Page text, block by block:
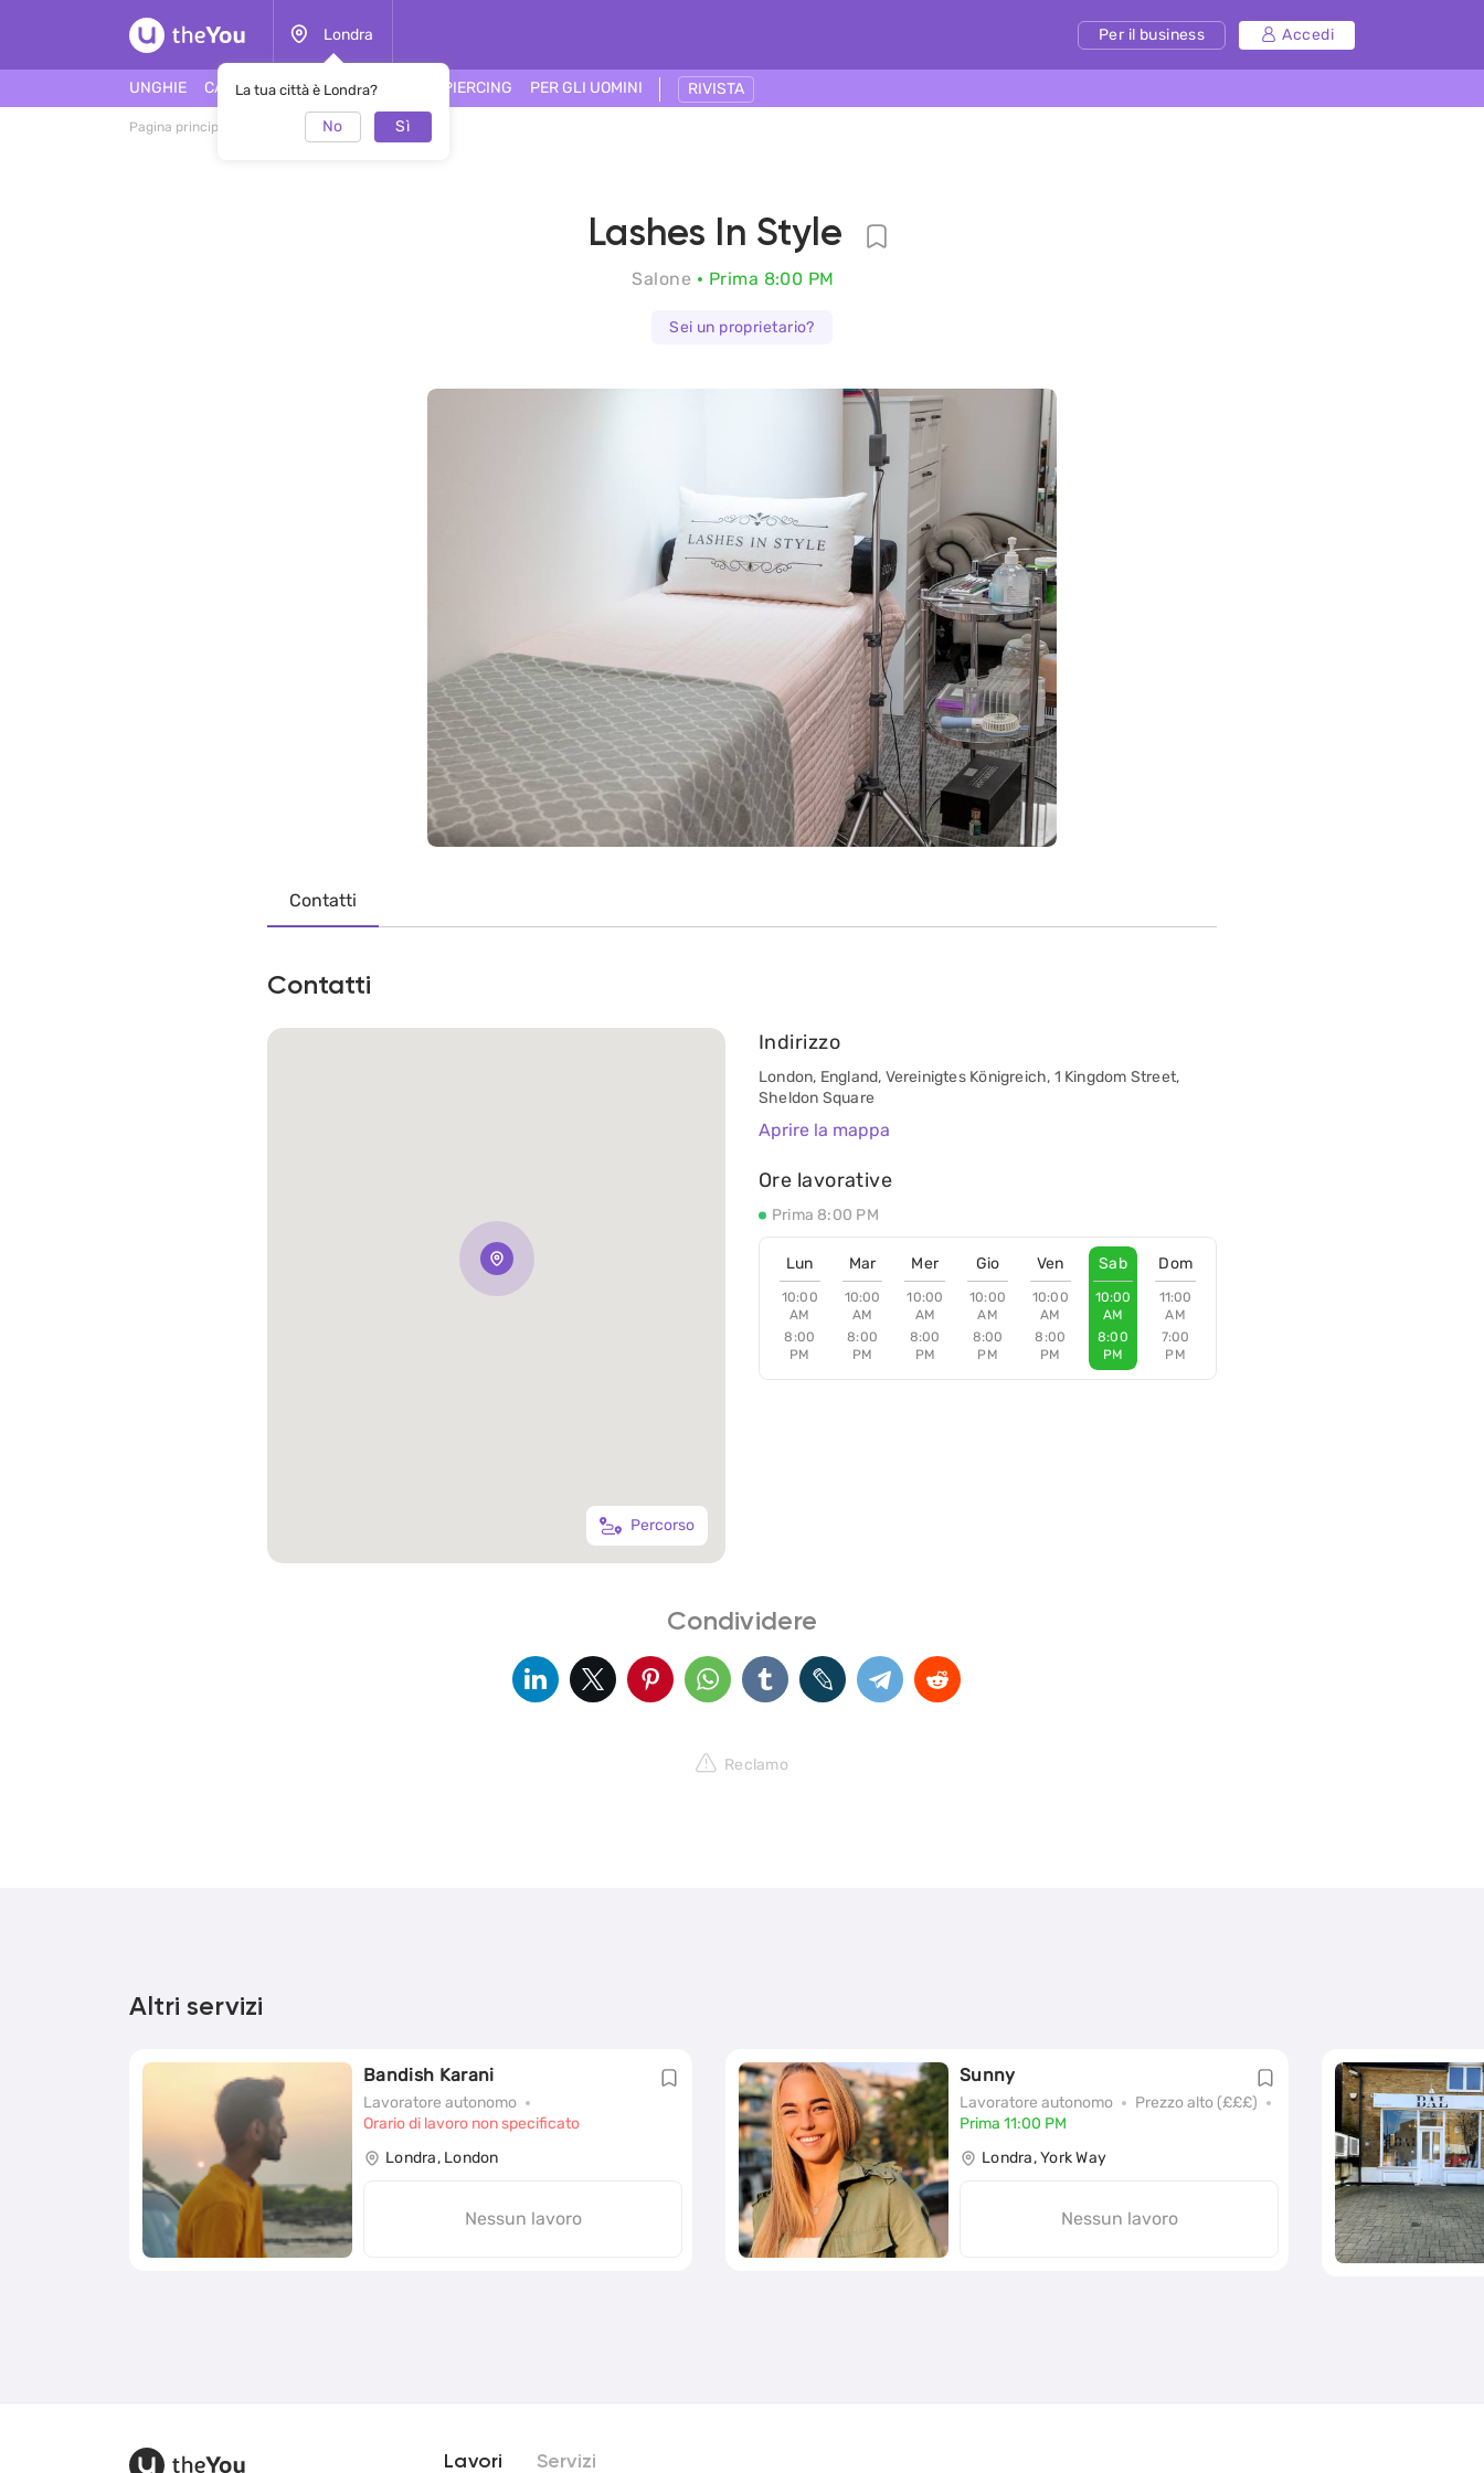
Londra
La tua città è Londra?
No Sì
Per il business Accedi
UNGHIE CAPELLI FACCIA TATUAGGI PIERCING PER GLI UOMINI RIVISTA
Pagina principale Salone Lashes In Style
Lashes In Style
Salone Prima 8:00 PM
Sei un proprietario?
Contatti
Contatti
Percorso
Indirizzo
London, England, Vereinigtes Königreich, 1 Kingdom Street,
Sheldon Square
Aprire la mappa
Ore lavorative
Prima 8:00 PM
Lun
10:00
AM
8:00
PM
Mar
10:00
AM
8:00
PM
Mer
10:00
AM
8:00
PM
Gio
10:00
AM
8:00
PM
Ven
10:00
AM
8:00
PM
Sab
10:00
AM
8:00
PM
Dom
11:00
AM
7:00
PM
Condividere
Reclamo
Altri servizi
Bandish Karani
Lavoratore autonomo
Orario di lavoro non specificato
Londra, London
Nessun lavoro
Sunny
Lavoratore autonomo
Prezzo alto (£££)
Prima 11:00 PM
Londra, York Way
Nessun lavoro
Lavori Servizi